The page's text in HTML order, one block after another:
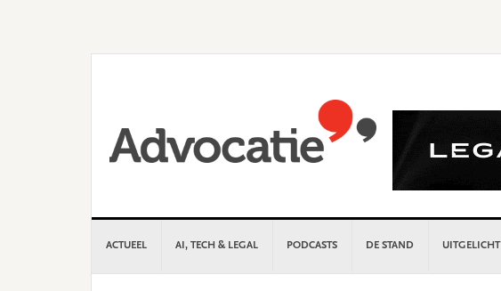
ACTUEEL AI, TECH & LEGAL PODCASTS DE STAND UITGELICHT